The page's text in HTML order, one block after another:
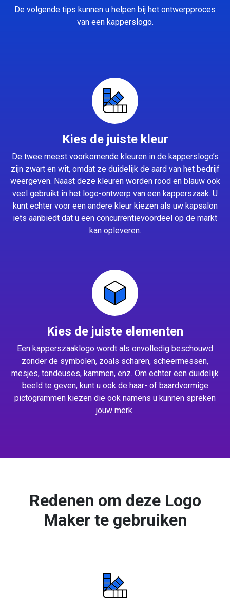
De volgende tips kunnen u helpen bij het ontwerpproces
van een kapperslogo.
Kies de juiste kleur
De twee meest voorkomende kleuren in de kapperslogo’s
zijn zwart en wit, omdat ze duidelijk de aard van het bedrijf
weergeven. Naast deze kleuren worden rood en blauw ook
veel gebruikt in het logo-ontwerp van een kapperszaak. U
kunt echter voor een andere kleur kiezen als uw kapsalon
iets aanbiedt dat u een concurrentievoordeel op de markt
kan opleveren.
Kies de juiste elementen
Een kapperszaaklogo wordt als onvolledig beschouwd
zonder de symbolen, zoals scharen, scheermessen,
mesjes, tondeuses, kammen, enz. Om echter een duidelijk
beeld te geven, kunt u ook de haar- of baardvormige
pictogrammen kiezen die ook namens u kunnen spreken
jouw merk.
Redenen om deze Logo
Maker te gebruiken